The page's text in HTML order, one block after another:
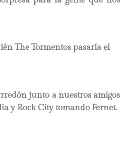
The Tormentos pasaría el
junto a nuestros amigos
y Rock City tomando Fernet.